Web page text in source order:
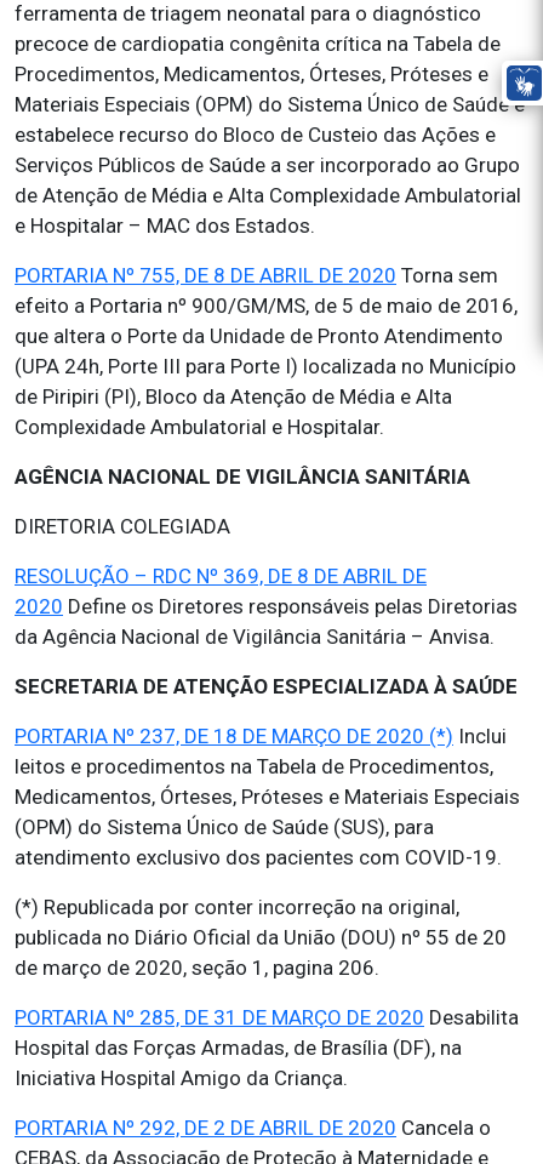
ferramenta de triagem neonatal para o diagnóstico
precoce de cardiopatia congênita crítica na Tabela de
Procedimentos, Medicamentos, Órteses, Próteses e
Materiais Especiais (OPM) do Sistema Único de Saúde e
estabelece recurso do Bloco de Custeio das Ações e
Serviços Públicos de Saúde a ser incorporado ao Grupo
de Atenção de Média e Alta Complexidade Ambulatorial
e Hospitalar – MAC dos Estados.
PORTARIA Nº 755, DE 8 DE ABRIL DE 2020 Torna sem
efeito a Portaria nº 900/GM/MS, de 5 de maio de 2016,
que altera o Porte da Unidade de Pronto Atendimento
(UPA 24h, Porte III para Porte I) localizada no Município
de Piripiri (PI), Bloco da Atenção de Média e Alta
Complexidade Ambulatorial e Hospitalar.
AGÊNCIA NACIONAL DE VIGILÂNCIA SANITÁRIA
DIRETORIA COLEGIADA
RESOLUÇÃO – RDC Nº 369, DE 8 DE ABRIL DE
2020 Define os Diretores responsáveis pelas Diretorias
da Agência Nacional de Vigilância Sanitária – Anvisa.
SECRETARIA DE ATENÇÃO ESPECIALIZADA À SAÚDE
PORTARIA Nº 237, DE 18 DE MARÇO DE 2020 (*) Inclui
leitos e procedimentos na Tabela de Procedimentos,
Medicamentos, Órteses, Próteses e Materiais Especiais
(OPM) do Sistema Único de Saúde (SUS), para
atendimento exclusivo dos pacientes com COVID-19.
(*) Republicada por conter incorreção na original,
publicada no Diário Oficial da União (DOU) nº 55 de 20
de março de 2020, seção 1, pagina 206.
PORTARIA Nº 285, DE 31 DE MARÇO DE 2020 Desabilita
Hospital das Forças Armadas, de Brasília (DF), na
Iniciativa Hospital Amigo da Criança.
PORTARIA Nº 292, DE 2 DE ABRIL DE 2020 Cancela o
CEBAS, da Associação de Proteção à Maternidade e